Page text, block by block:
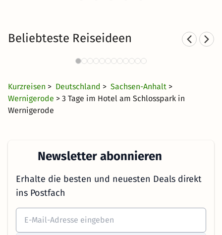
Beliebteste Reiseideen
Sporthotels in Wernigerode
75 Angebote
Kurzreisen > Deutschland > Sachsen-Anhalt >
Wernigerode > 3 Tage im Hotel am Schlosspark in
Wernigerode
Newsletter abonnieren
Erhalte die besten und neuesten Deals direkt
ins Postfach